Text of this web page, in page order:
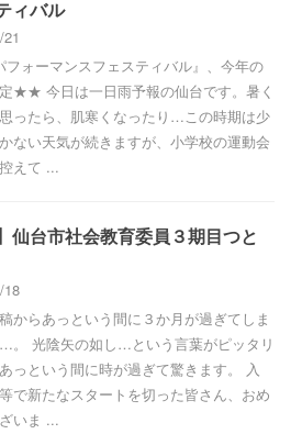
ィバル
フォーマンスフェスティバル』、今年の
★★ 今日は一日雨予報の仙台です。暑く
ったら、肌寒くなったり…この時期は少
ない天気が続きますが、小学校の運動会
えて ...
仙台市社会教育委員３期目つと
18
からあっという間に３か月が過ぎてしま
。 光陰矢の如し…という言葉がピッタリ
っという間に時が過ぎて驚きます。 入
で新たなスタートを切った皆さん、おめ
いま ...